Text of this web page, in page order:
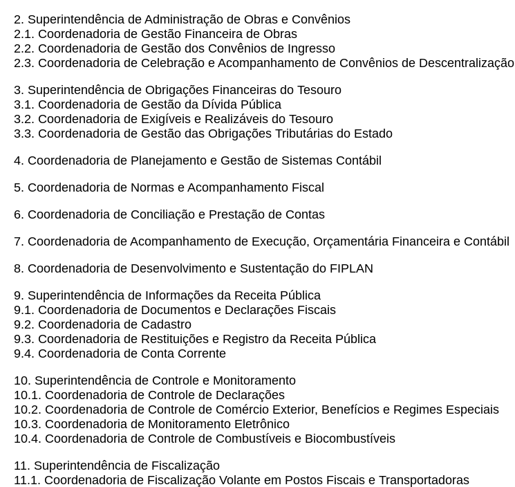
2. Superintendência de Administração de Obras e Convênios
2.1. Coordenadoria de Gestão Financeira de Obras
2.2. Coordenadoria de Gestão dos Convênios de Ingresso
2.3. Coordenadoria de Celebração e Acompanhamento de Convênios de Descentralização
3. Superintendência de Obrigações Financeiras do Tesouro
3.1. Coordenadoria de Gestão da Dívida Pública
3.2. Coordenadoria de Exigíveis e Realizáveis do Tesouro
3.3. Coordenadoria de Gestão das Obrigações Tributárias do Estado
4. Coordenadoria de Planejamento e Gestão de Sistemas Contábil
5. Coordenadoria de Normas e Acompanhamento Fiscal
6. Coordenadoria de Conciliação e Prestação de Contas
7. Coordenadoria de Acompanhamento de Execução, Orçamentária Financeira e Contábil
8. Coordenadoria de Desenvolvimento e Sustentação do FIPLAN
9. Superintendência de Informações da Receita Pública
9.1. Coordenadoria de Documentos e Declarações Fiscais
9.2. Coordenadoria de Cadastro
9.3. Coordenadoria de Restituições e Registro da Receita Pública
9.4. Coordenadoria de Conta Corrente
10. Superintendência de Controle e Monitoramento
10.1. Coordenadoria de Controle de Declarações
10.2. Coordenadoria de Controle de Comércio Exterior, Benefícios e Regimes Especiais
10.3. Coordenadoria de Monitoramento Eletrônico
10.4. Coordenadoria de Controle de Combustíveis e Biocombustíveis
11. Superintendência de Fiscalização
11.1. Coordenadoria de Fiscalização Volante em Postos Fiscais e Transportadoras